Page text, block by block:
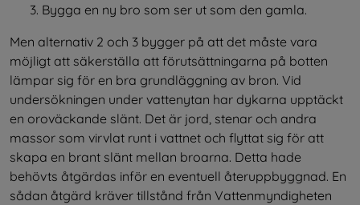
Bygga en ny bro som ser ut som den gamla.
Men alternativ 2 och 3 bygger på att det måste vara
möjligt att säkerställa att förutsättningarna på botten
lämpar sig för en bra grundläggning av bron. Vid
undersökningen under vattenytan har dykarna upptäckt
en oroväckande slänt. Det är jord, stenar och andra
massor som virvlat runt i vattnet och flyttat sig för att
skapa en brant slänt mellan broarna. Detta hade
behövts åtgärdas inför en eventuell återuppbyggnad. En
sådan åtgärd kräver tillstånd från Vattenmyndigheten